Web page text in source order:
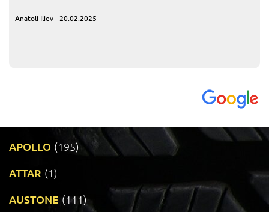
Anatoli Iliev - 20.02.2025
APOLLO (195)
ATTAR (1)
AUSTONE (111)